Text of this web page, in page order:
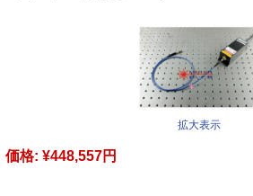
拡大表示
価格: ¥448,557円